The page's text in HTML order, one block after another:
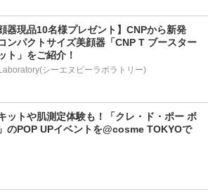
顔器現品10名様プレゼント】CNPから新発
ンパクトサイズ美顔器「CNP T ブースター
ト」をご紹介！
シーエヌピーラボラトリー)
ットや肌測定体験も！「クレ・ド・ポー ボ
のPOP UPイベントを@cosme TOKYOで